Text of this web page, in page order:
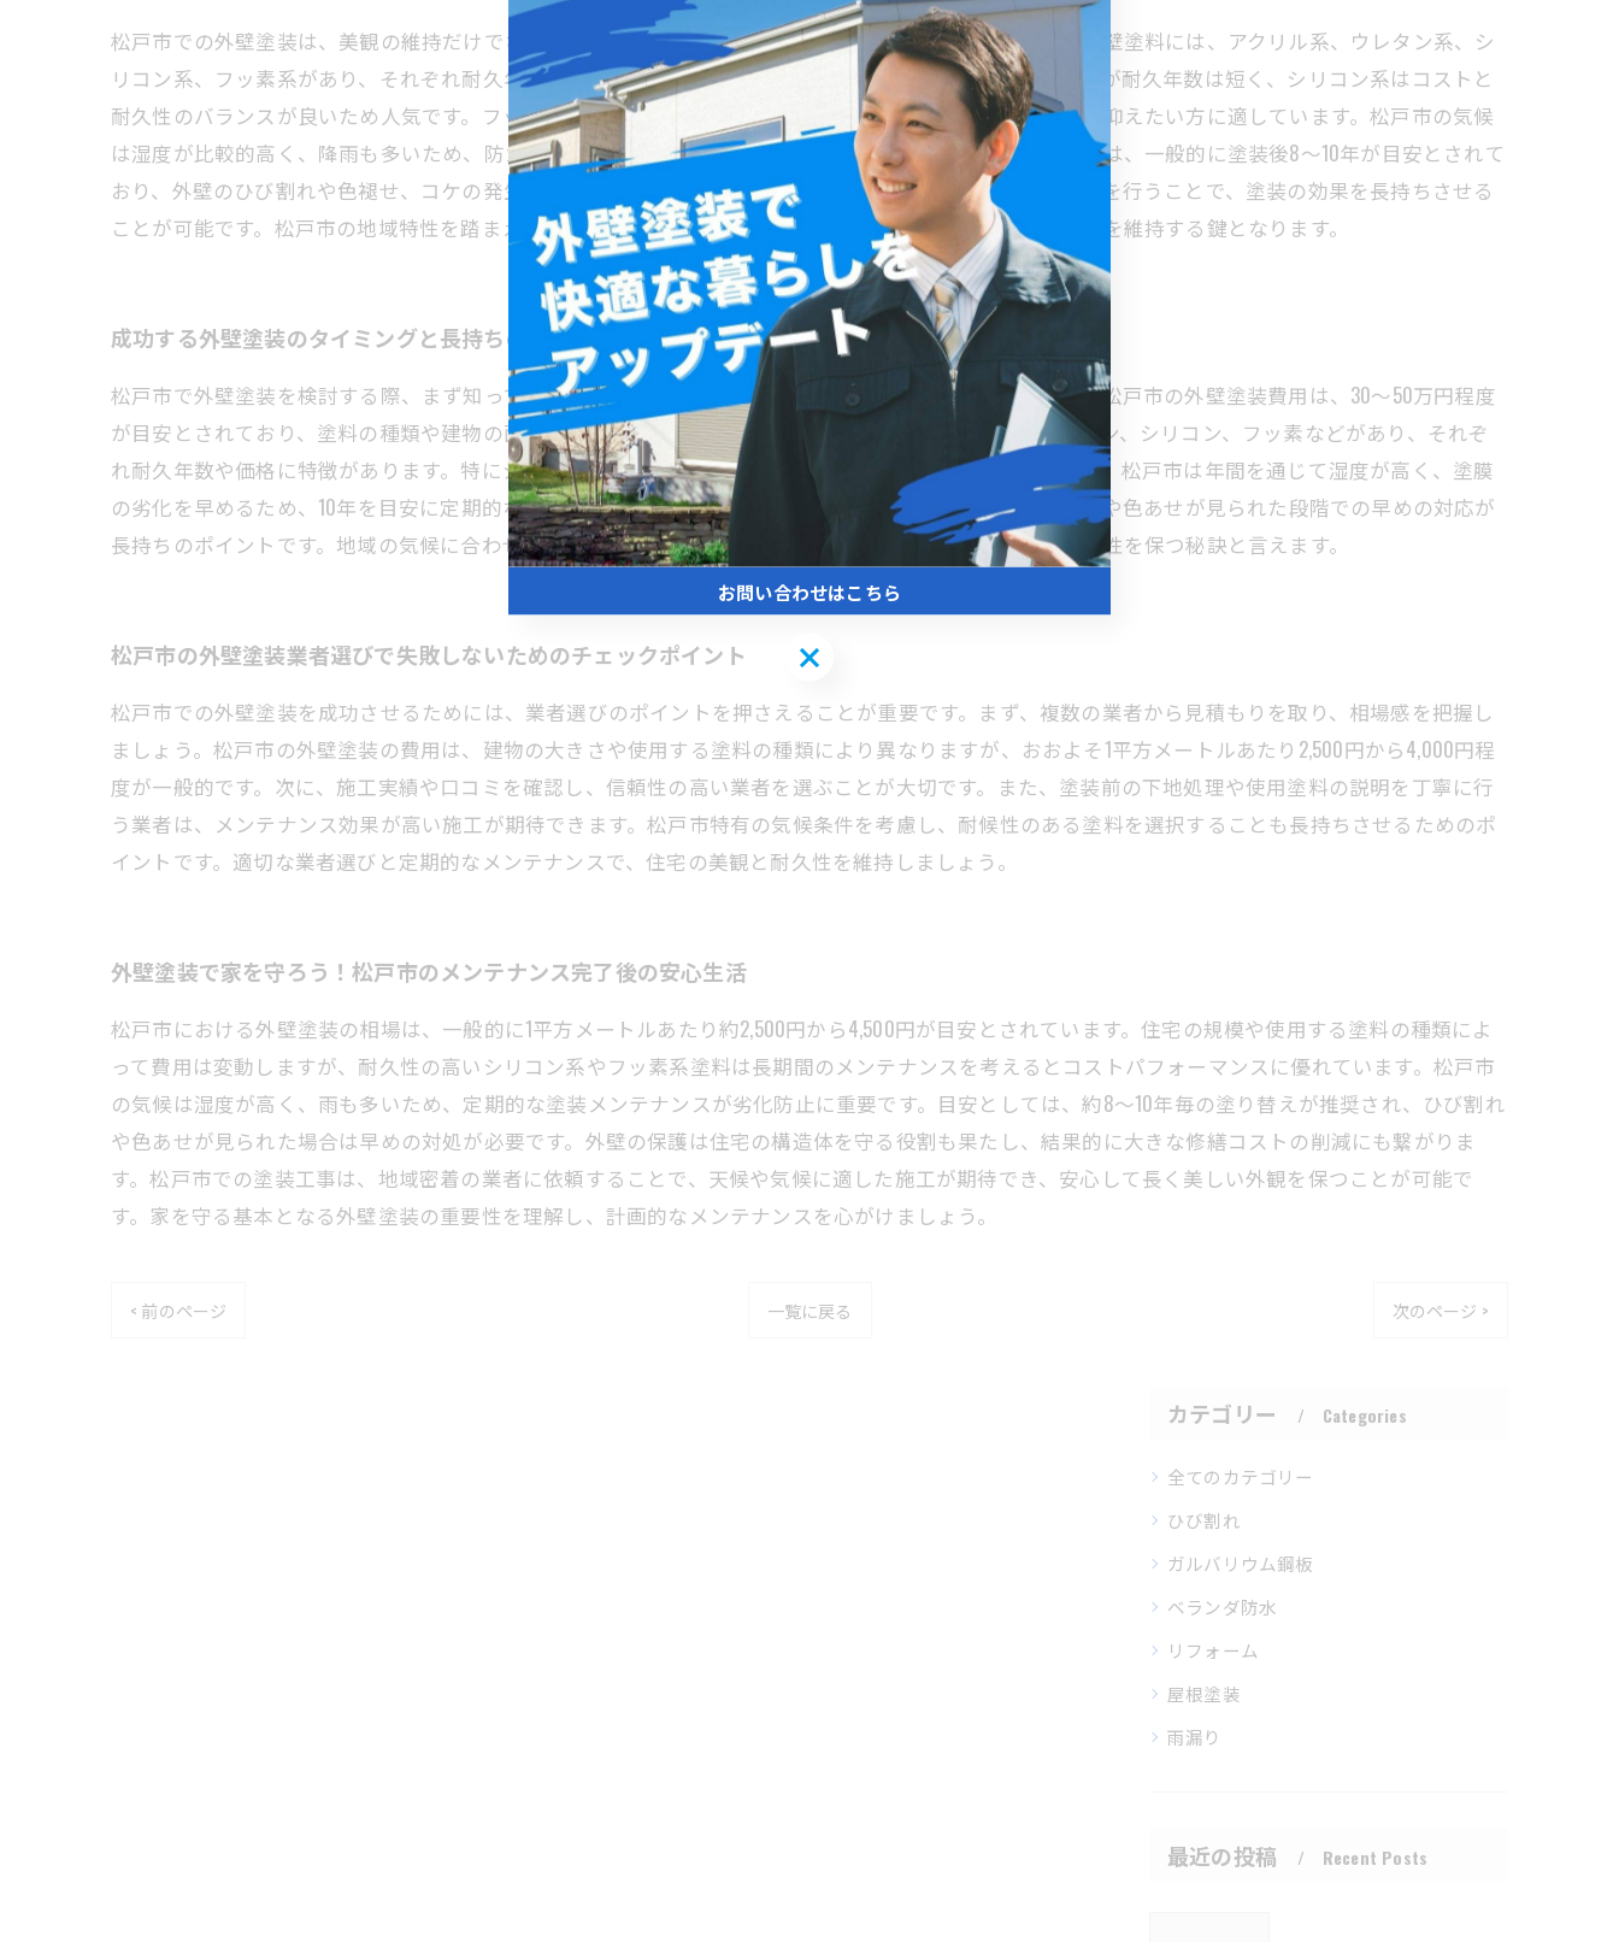
松戸市での外壁塗装は、美観の維持だけでなく建物の耐久性向上にも直結する重要な施工です。代表的な外壁塗料には、アクリル系、ウレタン系、シ
リコン系、フッ素系があり、それぞれ耐久年数や費用面で特徴が異なります。アクリル系は比較的安価ですが耐久年数は短く、シリコン系はコストと
耐久性のバランスが良いため人気です。フッ素系は高額ですが耐候性が高く、長期的にメンテナンス頻度を抑えたい方に適しています。松戸市の気候
は湿度が比較的高く、降雨も多いため、防カビ性能や防水性が重要です。メンテナンスの適切なタイミングは、一般的に塗装後8〜10年が目安とされて
おり、外壁のひび割れや色褪せ、コケの発生が見られたら早めの点検が必要です。定期的な清掃や部分補修を行うことで、塗装の効果を長持ちさせる
ことが可能です。松戸市の地域特性を踏まえた塗料選びと適切なメンテナンス計画が、快適で美しい住環境を維持する鍵となります。
成功する外壁塗装のタイミングと長持ちの秘訣〜松戸市の実情から学ぶ〜
松戸市で外壁塗装を検討する際、まず知っておきたいのが相場と適切なメンテナンスの時期です。一般的に松戸市の外壁塗装費用は、30〜50万円程度
が目安とされており、塗料の種類や建物の面積、劣化状況によって変動します。塗料にはアクリル、ウレタン、シリコン、フッ素などがあり、それぞ
れ耐久年数や価格に特徴があります。特にシリコン塗料はコストパフォーマンスに優れているため人気です。松戸市は年間を通じて湿度が高く、塗膜
の劣化を早めるため、10年を目安に定期的なメンテナンスを行うことが望ましいでしょう。また、ひび割れや色あせが見られた段階での早めの対応が
長持ちのポイントです。地域の気候に合わせた塗装選びと適切なタイミングでの施工が、住宅の美観と耐久性を保つ秘訣と言えます。
松戸市の外壁塗装業者選びで失敗しないためのチェックポイント
松戸市での外壁塗装を成功させるためには、業者選びのポイントを押さえることが重要です。まず、複数の業者から見積もりを取り、相場感を把握し
ましょう。松戸市の外壁塗装の費用は、建物の大きさや使用する塗料の種類により異なりますが、おおよそ1平方メートルあたり2,500円から4,000円程
度が一般的です。次に、施工実績や口コミを確認し、信頼性の高い業者を選ぶことが大切です。また、塗装前の下地処理や使用塗料の説明を丁寧に行
う業者は、メンテナンス効果が高い施工が期待できます。松戸市特有の気候条件を考慮し、耐候性のある塗料を選択することも長持ちさせるためのポ
イントです。適切な業者選びと定期的なメンテナンスで、住宅の美観と耐久性を維持しましょう。
外壁塗装で家を守ろう！松戸市のメンテナンス完了後の安心生活
松戸市における外壁塗装の相場は、一般的に1平方メートルあたり約2,500円から4,500円が目安とされています。住宅の規模や使用する塗料の種類によ
って費用は変動しますが、耐久性の高いシリコン系やフッ素系塗料は長期間のメンテナンスを考えるとコストパフォーマンスに優れています。松戸市
の気候は湿度が高く、雨も多いため、定期的な塗装メンテナンスが劣化防止に重要です。目安としては、約8～10年毎の塗り替えが推奨され、ひび割れ
や色あせが見られた場合は早めの対処が必要です。外壁の保護は住宅の構造体を守る役割も果たし、結果的に大きな修繕コストの削減にも繋がりま
す。松戸市での塗装工事は、地域密着の業者に依頼することで、天候や気候に適した施工が期待でき、安心して長く美しい外観を保つことが可能で
す。家を守る基本となる外壁塗装の重要性を理解し、計画的なメンテナンスを心がけましょう。
< 前のページ 一覧に戻る 次のページ >
カテゴリー Categories
全てのカテゴリー
ひび割れ
ガルバリウム鋼板
ベランダ防水
リフォーム
屋根塗装
雨漏り
最近の投稿 Recent Posts
お問い合わせはこちら
お問い合わせはこちら